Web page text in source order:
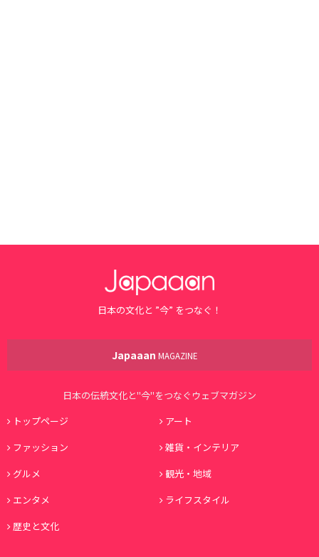
日本の文化と ”今” をつなぐ！
Japaaan MAGAZINE
日本の伝統文化と"今"をつなぐウェブマガジン
トップページ
アート
ファッション
雑貨・インテリア
グルメ
観光・地域
エンタメ
ライフスタイル
歴史と文化